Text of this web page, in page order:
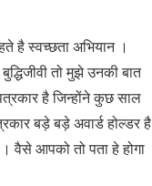
है स्वच्छता अभियान ।
तो मुझे उनकी बात
है जिन्होंने कुछ साल
बड़े बड़े अवार्ड होल्डर है
आपको तो पता हे होगा